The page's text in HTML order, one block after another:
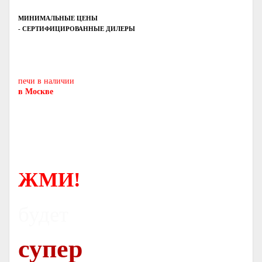
МИНИМАЛЬНЫЕ ЦЕНЫ
- СЕРТИФИЦИРОВАННЫЕ ДИЛЕРЫ
печи в наличии
в Москве
ЖМИ!
супер